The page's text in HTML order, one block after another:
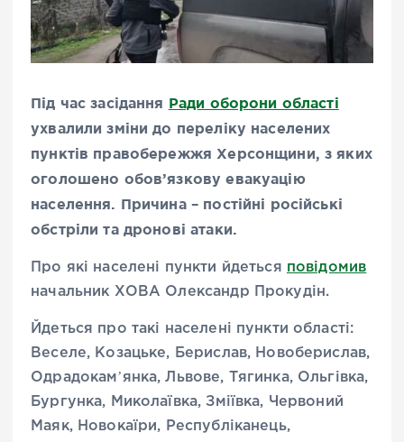
Під час засідання Ради оборони області
ухвалили зміни до переліку населених
пунктів правобережжя Херсонщини, з яких
оголошено обов’язкову евакуацію
населення. Причина – постійні російські
обстріли та дронові атаки.
Про які населені пункти йдеться повідомив
начальник ХОВА Олександр Прокудін.
Йдеться про такі населені пункти області:
Веселе, Козацьке, Берислав, Новоберислав,
Одрадокамʼянка, Львове, Тягинка, Ольгівка,
Бургунка, Миколаївка, Зміївка, Червоний
Маяк, Новокаїри, Республіканець,